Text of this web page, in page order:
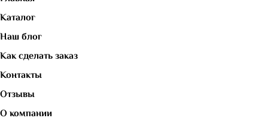
Каталог
Наш блог
Как сделать заказ
Контакты
Отзывы
О компании